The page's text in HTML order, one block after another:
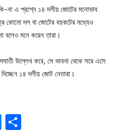
না এ প্রশ্নে ১৪ দলীয় জোটের মনোভাব
কোনো দল বা জোটের বয়কটের মধ্যেও
বলেও মনে করেন তারা।
উল্লেখ করে, সে ভাবনা থেকে সরে এসে
১৪ দলীয় জোট নেতারা।
Messenger